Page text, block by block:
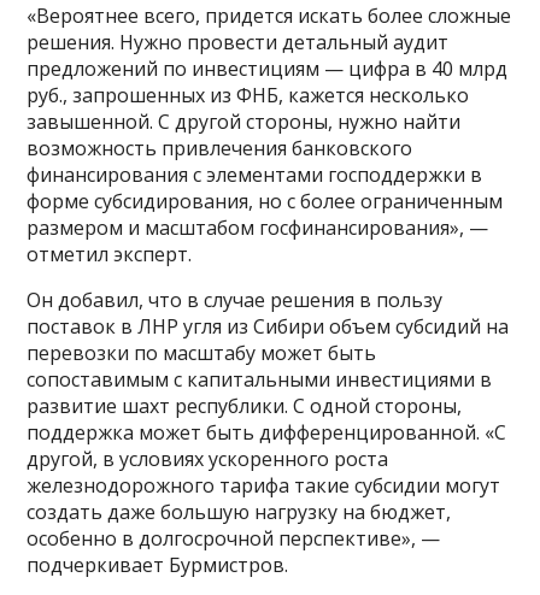
«Вероятнее всего, придется искать более сложные
решения. Нужно провести детальный аудит
предложений по инвестициям — цифра в 40 млрд
руб., запрошенных из ФНБ, кажется несколько
завышенной. С другой стороны, нужно найти
возможность привлечения банковского
финансирования с элементами господдержки в
форме субсидирования, но с более ограниченным
размером и масштабом госфинансирования», —
отметил эксперт.
Он добавил, что в случае решения в пользу
поставок в ЛНР угля из Сибири объем субсидий на
перевозки по масштабу может быть
сопоставимым с капитальными инвестициями в
развитие шахт республики. С одной стороны,
поддержка может быть дифференцированной. «С
другой, в условиях ускоренного роста
железнодорожного тарифа такие субсидии могут
создать даже большую нагрузку на бюджет,
особенно в долгосрочной перспективе», —
подчеркивает Бурмистров.